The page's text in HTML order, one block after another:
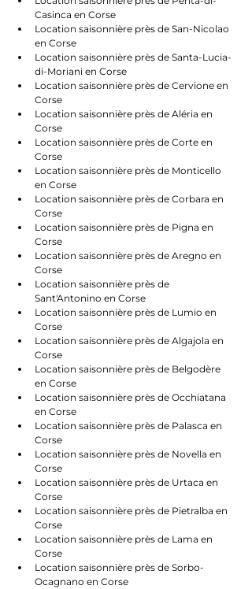
Casinca en Corse
Location saisonnière près de San-Nicolao
en Corse
Location saisonnière près de Santa-Lucia-
di-Moriani en Corse
Location saisonnière près de Cervione en
Corse
Location saisonnière près de Aléria en
Corse
Location saisonnière près de Corte en
Corse
Location saisonnière près de Monticello
en Corse
Location saisonnière près de Corbara en
Corse
Location saisonnière près de Pigna en
Corse
Location saisonnière près de Aregno en
Corse
Location saisonnière près de
Sant'Antonino en Corse
Location saisonnière près de Lumio en
Corse
Location saisonnière près de Algajola en
Corse
Location saisonnière près de Belgodère
en Corse
Location saisonnière près de Occhiatana
en Corse
Location saisonnière près de Palasca en
Corse
Location saisonnière près de Novella en
Corse
Location saisonnière près de Urtaca en
Corse
Location saisonnière près de Pietralba en
Corse
Location saisonnière près de Lama en
Corse
Location saisonnière près de Sorbo-
Ocagnano en Corse